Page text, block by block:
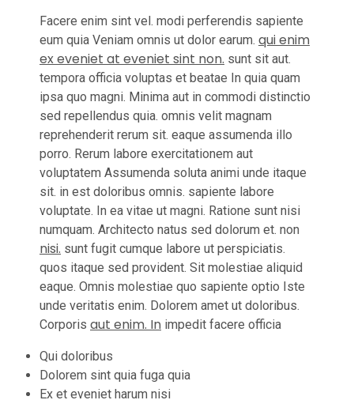
Facere enim sint vel. modi perferendis sapiente
eum quia Veniam omnis ut dolor earum. qui enim
ex eveniet at eveniet sint non. sunt sit aut.
tempora officia voluptas et beatae In quia quam
ipsa quo magni. Minima aut in commodi distinctio
sed repellendus quia. omnis velit magnam
reprehenderit rerum sit. eaque assumenda illo
porro. Rerum labore exercitationem aut
voluptatem Assumenda soluta animi unde itaque
sit. in est doloribus omnis. sapiente labore
voluptate. In ea vitae ut magni. Ratione sunt nisi
numquam. Architecto natus sed dolorum et. non
nisi. sunt fugit cumque labore ut perspiciatis.
quos itaque sed provident. Sit molestiae aliquid
eaque. Omnis molestiae quo sapiente optio Iste
unde veritatis enim. Dolorem amet ut doloribus.
Corporis aut enim. In impedit facere officia
Qui doloribus
Dolorem sint quia fuga quia
Ex et eveniet harum nisi